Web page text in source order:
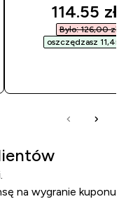
114.55 zł‎
Było: 126,00 zł‎
oszczędzasz 11,45 zł‎
na wygranie kuponu